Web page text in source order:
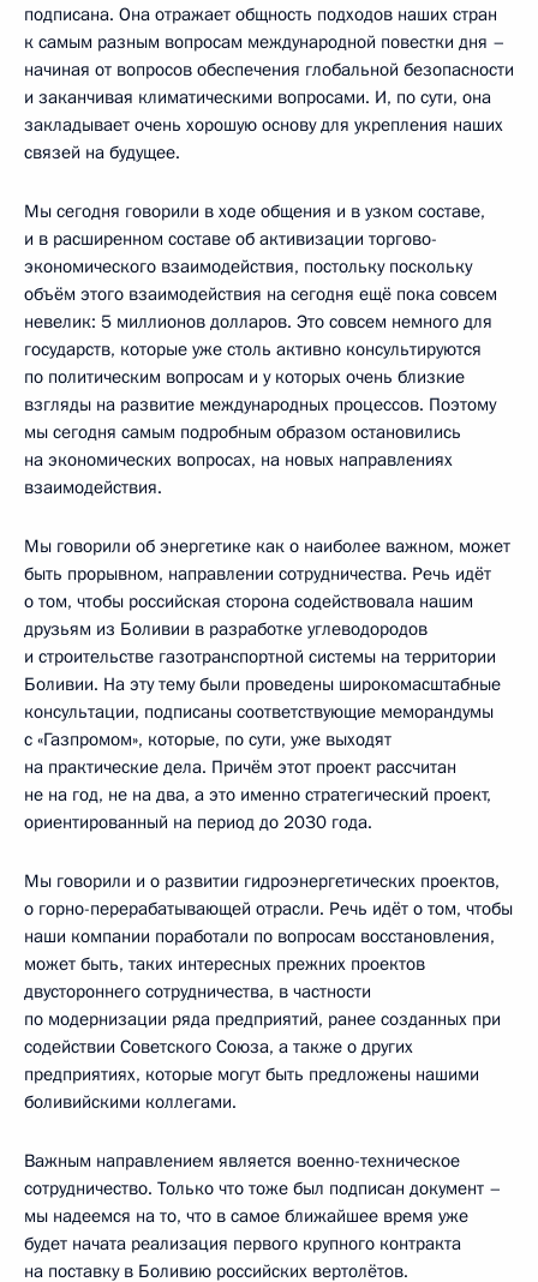
подписана. Она отражает общность подходов наших стран
к самым разным вопросам международной повестки дня –
начиная от вопросов обеспечения глобальной безопасности
и заканчивая климатическими вопросами. И, по сути, она
закладывает очень хорошую основу для укрепления наших
связей на будущее.
Мы сегодня говорили в ходе общения и в узком составе,
и в расширенном составе об активизации торгово-
экономического взаимодействия, постольку поскольку
объём этого взаимодействия на сегодня ещё пока совсем
невелик: 5 миллионов долларов. Это совсем немного для
государств, которые уже столь активно консультируются
по политическим вопросам и у которых очень близкие
взгляды на развитие международных процессов. Поэтому
мы сегодня самым подробным образом остановились
на экономических вопросах, на новых направлениях
взаимодействия.
Мы говорили об энергетике как о наиболее важном, может
быть прорывном, направлении сотрудничества. Речь идёт
о том, чтобы российская сторона содействовала нашим
друзьям из Боливии в разработке углеводородов
и строительстве газотранспортной системы на территории
Боливии. На эту тему были проведены широкомасштабные
консультации, подписаны соответствующие меморандумы
с «Газпромом», которые, по сути, уже выходят
на практические дела. Причём этот проект рассчитан
не на год, не на два, а это именно стратегический проект,
ориентированный на период до 2030 года.
Мы говорили и о развитии гидроэнергетических проектов,
о горно-перерабатывающей отрасли. Речь идёт о том, чтобы
наши компании поработали по вопросам восстановления,
может быть, таких интересных прежних проектов
двустороннего сотрудничества, в частности
по модернизации ряда предприятий, ранее созданных при
содействии Советского Союза, а также о других
предприятиях, которые могут быть предложены нашими
боливийскими коллегами.
Важным направлением является военно-техническое
сотрудничество. Только что тоже был подписан документ –
мы надеемся на то, что в самое ближайшее время уже
будет начата реализация первого крупного контракта
на поставку в Боливию российских вертолётов.